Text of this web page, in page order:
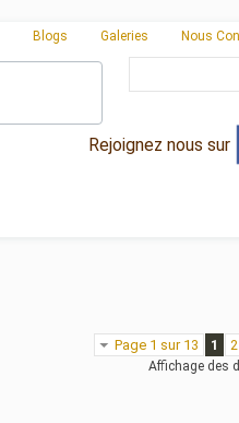
Blogs Galeries Nous
Rejoignez nous sur
Page 1 sur 13 1 2
Affichage des